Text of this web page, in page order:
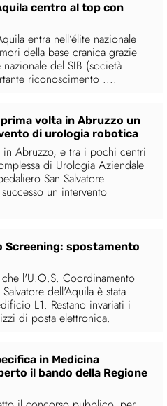
centro al top con
entra nell’élite nazionale
della base cranica grazie
nazionale del SIB (società
riconoscimento ....
volta in Abruzzo un
di urologia robotica
in Abruzzo, e tra i pochi centri
di Urologia Aziendale
San Salvatore
un intervento
Screening: spostamento
che l'U.O.S. Coordinamento
dell'Aquila è stata
L1. Restano invariati i
di posta elettronica.
in Medicina
il bando della Regione